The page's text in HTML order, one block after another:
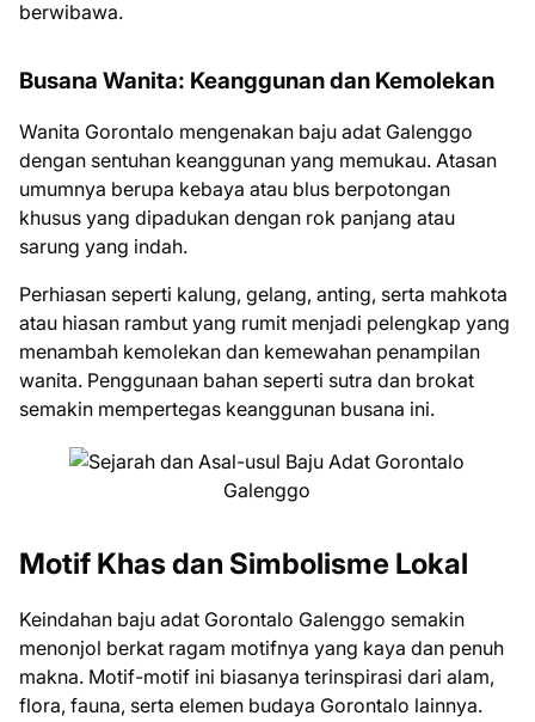
berwibawa.
Busana Wanita: Keanggunan dan Kemolekan
Wanita Gorontalo mengenakan baju adat Galenggo
dengan sentuhan keanggunan yang memukau. Atasan
umumnya berupa kebaya atau blus berpotongan
khusus yang dipadukan dengan rok panjang atau
sarung yang indah.
Perhiasan seperti kalung, gelang, anting, serta mahkota
atau hiasan rambut yang rumit menjadi pelengkap yang
menambah kemolekan dan kemewahan penampilan
wanita. Penggunaan bahan seperti sutra dan brokat
semakin mempertegas keanggunan busana ini.
Motif Khas dan Simbolisme Lokal
Keindahan baju adat Gorontalo Galenggo semakin
menonjol berkat ragam motifnya yang kaya dan penuh
makna. Motif-motif ini biasanya terinspirasi dari alam,
flora, fauna, serta elemen budaya Gorontalo lainnya.